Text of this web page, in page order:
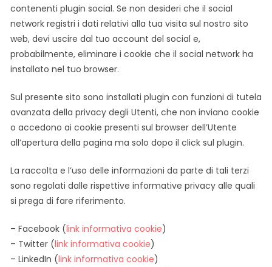
contenenti plugin social. Se non desideri che il social
network registri i dati relativi alla tua visita sul nostro sito
web, devi uscire dal tuo account del social e,
probabilmente, eliminare i cookie che il social network ha
installato nel tuo browser.
Sul presente sito sono installati plugin con funzioni di tutela
avanzata della privacy degli Utenti, che non inviano cookie
o accedono ai cookie presenti sul browser dell’Utente
all’apertura della pagina ma solo dopo il click sul plugin.
La raccolta e l’uso delle informazioni da parte di tali terzi
sono regolati dalle rispettive informative privacy alle quali
si prega di fare riferimento.
– Facebook (link informativa cookie)
– Twitter (link informativa cookie)
– LinkedIn (link informativa cookie)